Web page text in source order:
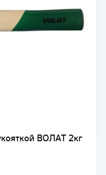
ВОЛАТ 2кг